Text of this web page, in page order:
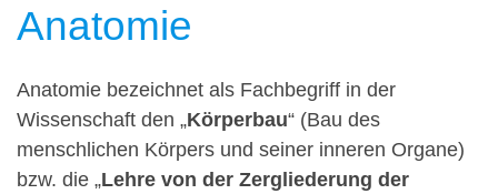
Anatomie
Anatomie bezeichnet als Fachbegriff in der
Wissenschaft den „Körperbau“ (Bau des
menschlichen Körpers und seiner inneren Organe)
bzw. die „Lehre von der Zergliederung der